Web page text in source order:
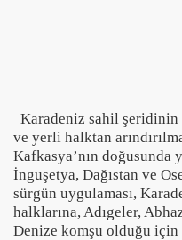
Karadeniz sahil
ve yerli halktan
Kafkasya’nın doğusunda
İnguşetya, Dağıstan ve
sürgün uygulaması,
halklarına, Adıgeler,
Denize komşu olduğu için